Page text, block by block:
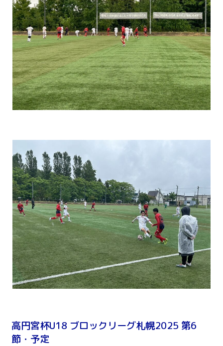
高円宮杯U18 ブロックリーグ札幌2025 第6
節・予定